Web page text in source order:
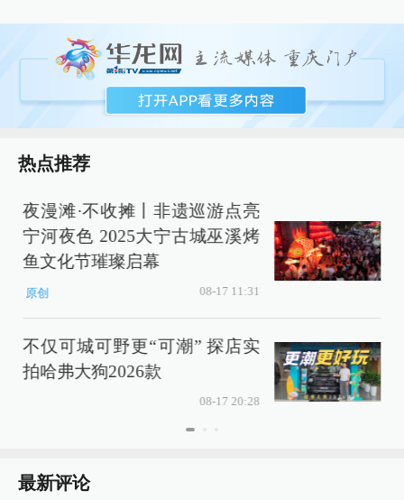
热点推荐
夜漫滩·不收摊丨非遗巡游点亮
宁河夜色 2025大宁古城巫溪烤
鱼文化节璀璨启幕
原创 08-17 11:31
不仅可城可野更“可潮” 探店实
拍哈弗大狗2026款
08-17 20:28
最新评论